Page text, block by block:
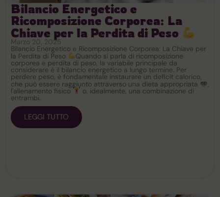
Bilancio Energetico e
Ricomposizione Corporea: La
Chiave per la Perdita di Peso
Marzo 20, 2025
Bilancio Energetico e Ricomposizione Corporea: La Chiave per
la Perdita di Peso
Quando si parla di ricomposizione
corporea e perdita di peso, la variabile principale da
considerare è il bilancio energetico a lungo termine. Per
perdere peso, è fondamentale instaurare un deficit calorico,
che può essere raggiunto attraverso una dieta appropriata
l'allenamento fisico
o, idealmente, una combinazione di
entrambi.
LEGGI TUTTO